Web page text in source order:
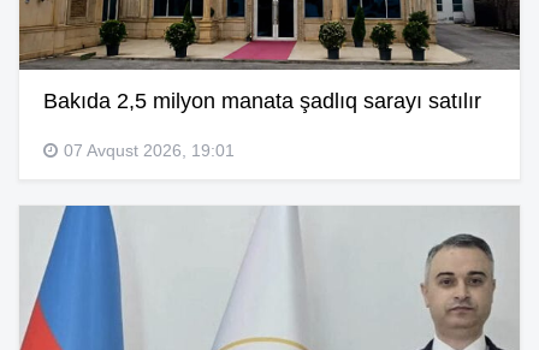
Bakıda 2,5 milyon manata şadlıq sarayı satılır
07 Avqust 2026, 19:01